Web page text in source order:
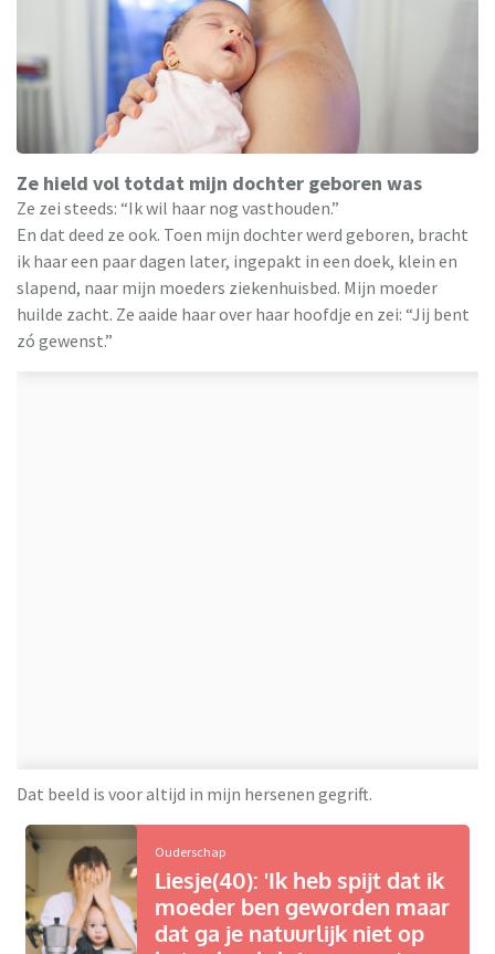
Ze hield vol totdat mijn dochter geboren was
Ze zei steeds: “Ik wil haar nog vasthouden.”
En dat deed ze ook. Toen mijn dochter werd geboren, bracht
ik haar een paar dagen later, ingepakt in een doek, klein en
slapend, naar mijn moeders ziekenhuisbed. Mijn moeder
huilde zacht. Ze aaide haar over haar hoofdje en zei: “Jij bent
zó gewenst.”
Dat beeld is voor altijd in mijn hersenen gegrift.
Ouderschap
Liesje(40): 'Ik heb spijt dat ik
moeder ben geworden maar
dat ga je natuurlijk niet op